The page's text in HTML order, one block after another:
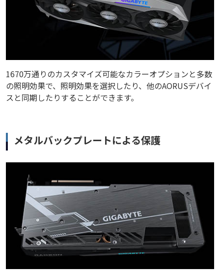
1670万通りのカスタマイズ可能なカラーオプションと多数
の照明効果で、照明効果を選択したり、他のAORUSデバイ
スと同期したりすることができます。
メタルバックプレートによる保護